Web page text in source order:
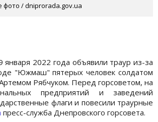
фото / dniprorada.gov.ua
2022 года объявили траур из-за
"Южмаш" пятерых человек солдатом
Рябчуком. Перед горсоветом, на
предприятий и заведений
флаги и повесили траурные
пресс-служба Днепровского горсовета.